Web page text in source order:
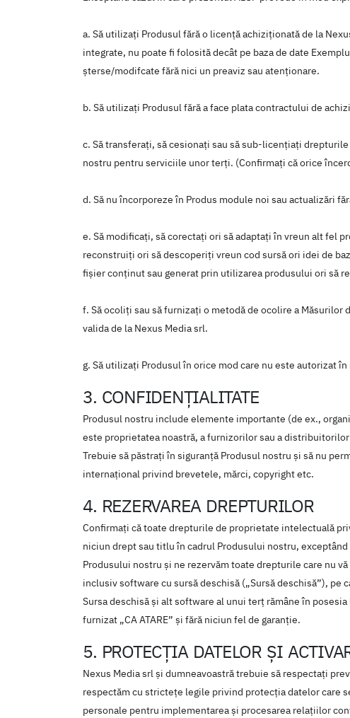
a. Să utilizați Produsul fără o licență achiziționată de la
integrate, nu poate fi folosită decât pe baza de date
şterse/modifcate fără nici un preaviz sau atenţionare.
b. Să utilizați Produsul fără a face plata contractului de
c. Să transferați, să cesionați sau să sub-licențiați
nostru pentru serviciile unor terți. (Confirmați că orice
d. Să nu încorporeze în Produs module noi sau actualizări
e. Să modificați, să corectați ori să adaptați în vreun alt fel
reconstruiți ori să descoperiți vreun cod sursă ori idei de
fișier conținut sau generat prin utilizarea produsului ori să
f. Să ocoliți sau să furnizați o metodă de ocolire a
valida de la Nexus Media srl.
g. Să utilizați Produsul în orice mod care nu este autorizat în
3. CONFIDENŢIALITATE
Produsul nostru include elemente importante (de ex.,
este proprietatea noastră, a furnizorilor sau a
Trebuie să păstrați în siguranță Produsul nostru și să nu
internațional privind brevetele, mărci, copyright etc.
4. REZERVAREA DREPTURILOR
Confirmați că toate drepturile de proprietate intelectuală
niciun drept sau titlu în cadrul Produsului nostru,
Produsului nostru și ne rezervăm toate drepturile care nu
inclusiv software cu sursă deschisă („Sursă deschisă”),
Sursa deschisă și alt software al unui terț rămâne în
furnizat „CA ATARE” și fără niciun fel de garanție.
5. PROTECŢIA DATELOR ŞI
Nexus Media srl și dumneavoastră trebuie să respectați
respectăm cu strictețe legile privind protecția datelor care
personale pentru implementarea și procesarea relațiilor